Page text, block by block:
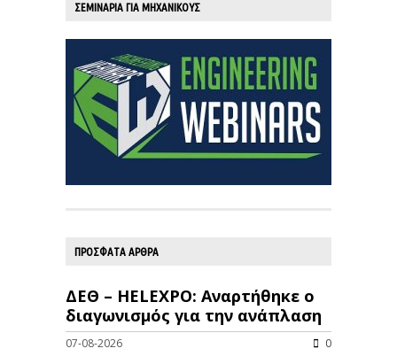
ΣΕΜΙΝΑΡΙΑ ΓΙΑ ΜΗΧΑΝΙΚΟΥΣ
ΠΡΟΣΦΑΤΑ ΑΡΘΡΑ
ΔΕΘ – HELEXPO: Αναρτήθηκε ο
διαγωνισμός για την ανάπλαση
07-08-2026 0